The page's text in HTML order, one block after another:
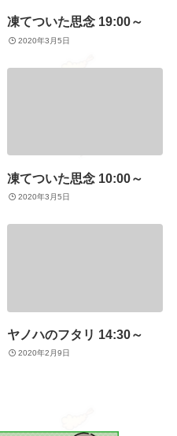
凍てついた思念 19:00～
2020年3月5日
凍てついた思念 10:00～
2020年3月5日
ヤノハのフタリ 14:30～
2020年2月9日